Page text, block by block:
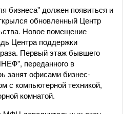
бизнеса" должен появиться и
обновленный Центр
Новое помещение
Центра поддержки
Первый этаж бывшего
переданного в
занят офисами бизнес-
с компьютерной техникой,
комнатой.